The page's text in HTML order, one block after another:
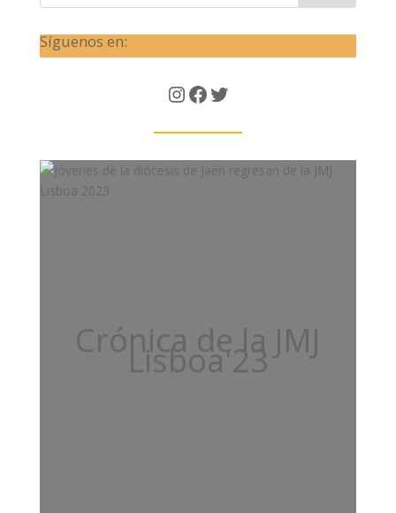
Síguenos en:
Instagram
Facebook
Twitter
Crónica de la JMJ
Lisboa'23